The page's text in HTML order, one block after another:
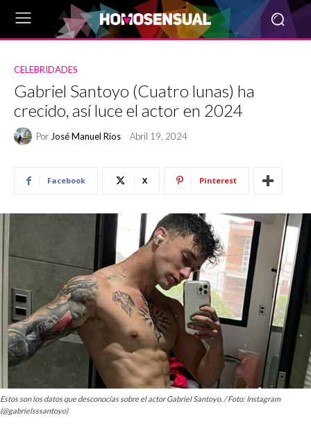
CELEBRIDADES
Gabriel Santoyo (Cuatro lunas) ha
crecido, así luce el actor en 2024
Por José Manuel Ríos Abril 19, 2024
Facebook X Pinterest
Estos son los datos que desconocías sobre el actor Gabriel Santoyo. / Foto: Instagram
(@gabrielsssantoyo)